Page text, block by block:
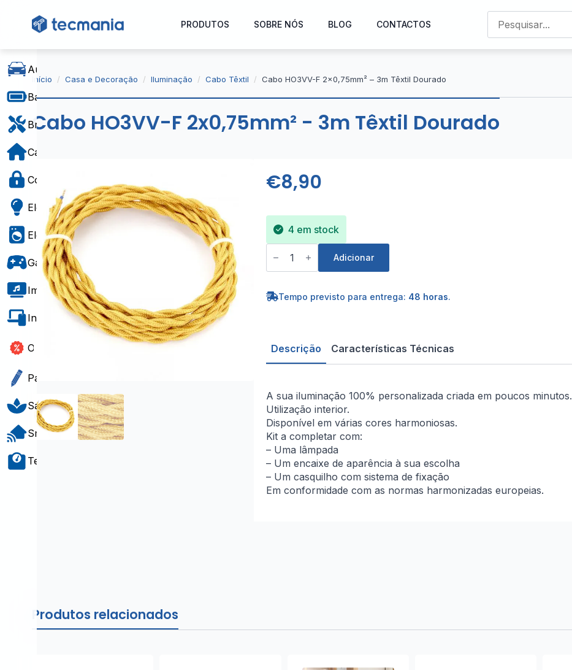
PRODUTOS SOBRE NÓS BLOG CONTACTOS
Baterias e Alimentação
Bricolage
Eletricidade
Eletrodomésticos
Imagem e Som
Informática e Software
Saúde e Bem-Estar
Smart Home
Início Casa e Decoração Iluminação Cabo Têxtil Cabo HO3VV-F 2×0,75mm² – 3m Têxtil Dourado
Cabo HO3VV-F 2x0,75mm² - 3m Têxtil Dourado
€8,90
4 em stock
Quantidade
de
Cabo
2x0,75mm²
Adicionar
Tempo previsto para entrega: 48 horas.
Descrição Características Técnicas
A sua iluminação 100% personalizada criada em poucos minutos.
Utilização interior.
Disponível em várias cores harmoniosas.
Kit a completar com:
– Uma lâmpada
– Um encaixe de aparência à sua escolha
– Um casquilho com sistema de fixação
Em conformidade com as normas harmonizadas europeias.
Produtos relacionados